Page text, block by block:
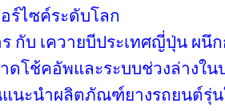
ร์ไซค์ระดับโลก
กับ เควายบีประเทศญี่ปุ่น ผนึ
ดโช้คอัพและระบบช่วงล่างใน
นะนำผลิตภัณฑ์ยางรถยนต์รุ่นใ